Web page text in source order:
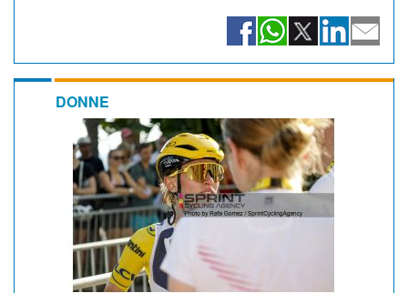
DONNE